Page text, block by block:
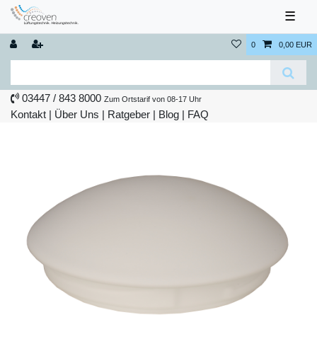
☰
0 0,00 EUR
03447 / 843 8000 Zum Ortstarif von 08-17 Uhr
Kontakt | Über Uns | Ratgeber | Blog | FAQ